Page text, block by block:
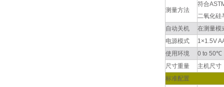
测量方法
符合
二氧化硅
自动关机
在测量模
电源模式
1×1.5V
使用环境
0 to 50℃
尺寸重量
主机尺寸
标准配置